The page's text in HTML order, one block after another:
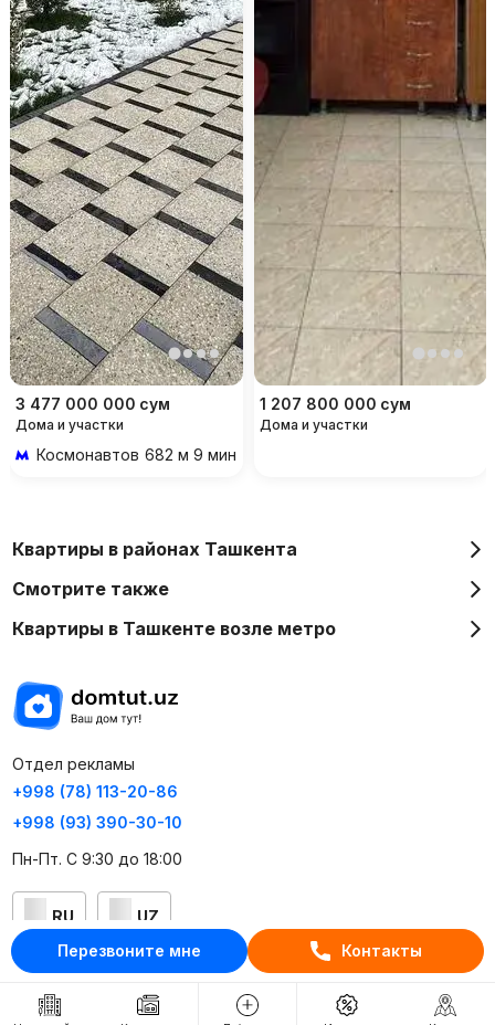
Перезвоните мне Контакты
3 477 000 000 сум
Дома и участки
Космонавтов 682 м 9 мин пешком
1 207 800 000 сум
Дома и участки
Квартиры в районах Ташкента
Смотрите также
Квартиры в Ташкенте возле метро
Отдел рекламы
+998 (78) 113-20-86
+998 (93) 390-30-10
Пн-Пт. С 9:30 до 18:00
RU UZ
Контакты
О проекте